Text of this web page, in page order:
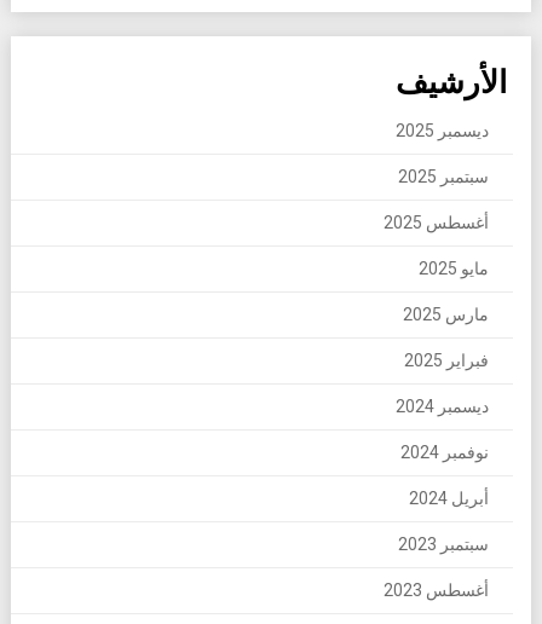
الأرشيف
ديسمبر 2025
سبتمبر 2025
أغسطس 2025
مايو 2025
مارس 2025
فبراير 2025
ديسمبر 2024
نوفمبر 2024
أبريل 2024
سبتمبر 2023
أغسطس 2023